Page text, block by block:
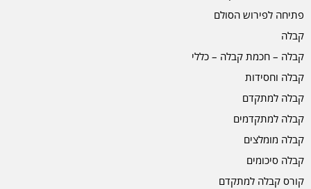
פתיחה לפירוש הסולם
קבלה
קבלה – חכמת קבלה – כללי
קבלה וחסידות
קבלה למתקדם
קבלה למתקדמים
קבלה מומלצים
קבלה סיכומים
קורס קבלה למתקדם